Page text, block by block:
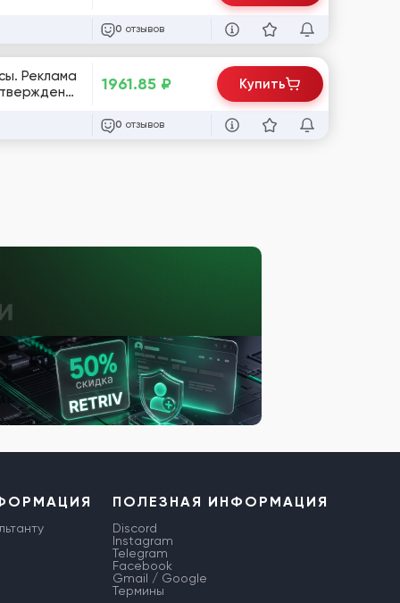
0 отзывов
Реклама
1961.85 ₽
0 отзывов
Купить
ПОЛЕЗНАЯ ИНФОРМАЦИЯ
Discord
Instagram
Telegram
Facebook
Gmail / Google
Термины